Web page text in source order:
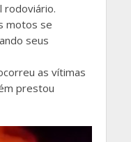
rodoviário.
motos se
seus
as vítimas
prestou